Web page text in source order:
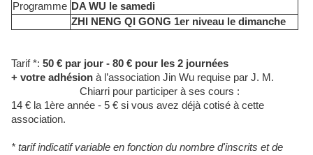
Programme DA WU le samedi
ZHI NENG QI GONG 1er niveau le dimanche
Tarif *: 50 € par jour - 80 € pour les 2 journées
+ votre adhésion à l’association Jin Wu requise par J. M.
Chiarri pour participer à ses cours :
14 € la 1ère année - 5 € si vous avez déjà cotisé à cette
association.
* tarif indicatif variable en fonction du nombre d'inscrits et de